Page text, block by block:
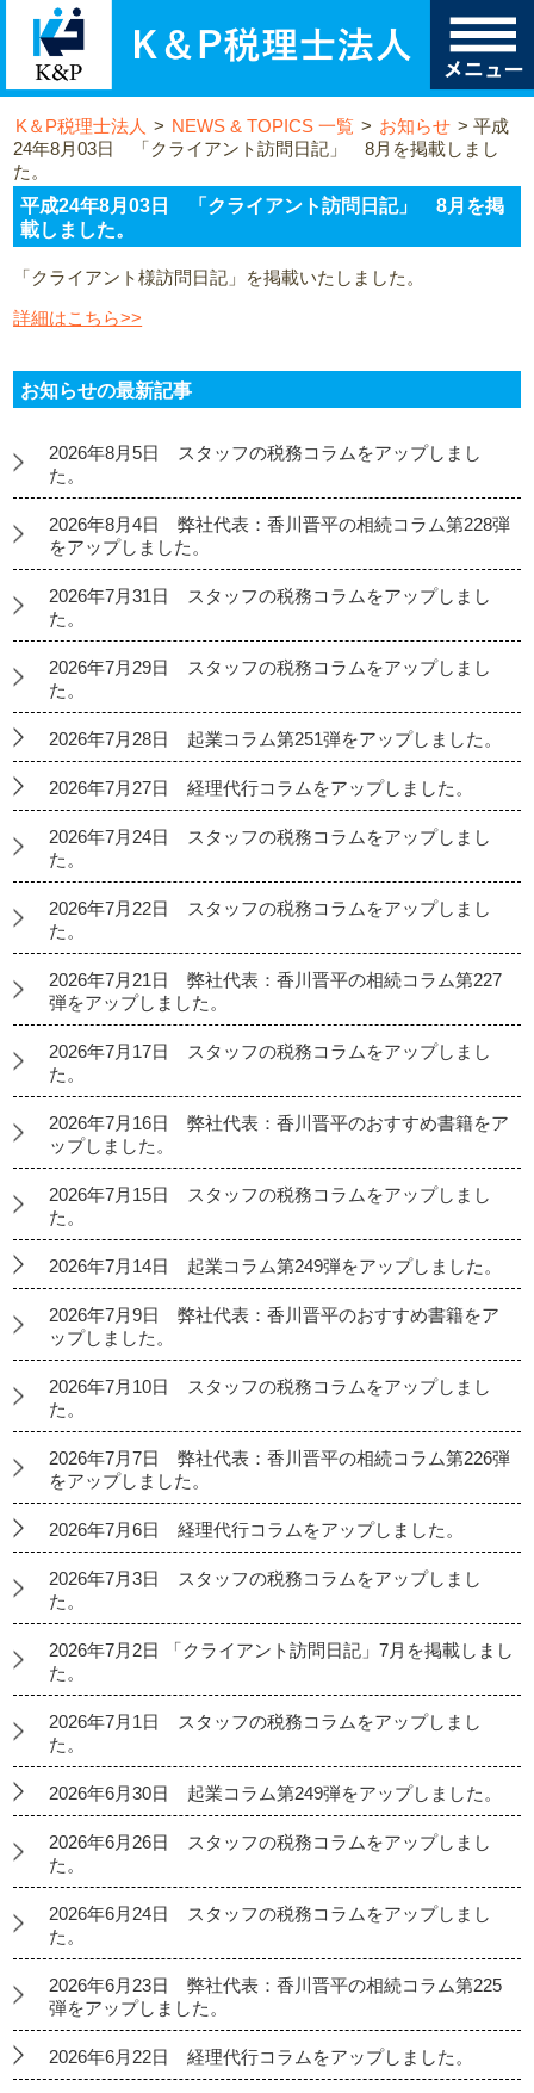
K＆P税理士法人 > NEWS & TOPICS 一覧 > お知らせ >平成
24年8月03日 「クライアント訪問日記」 8月を掲載しまし
た。
平成24年8月03日 「クライアント訪問日記」 8月を掲
載しました。
「クライアント様訪問日記」を掲載いたしました。
詳細はこちら>>
お知らせの最新記事
2026年8月5日 スタッフの税務コラムをアップしまし
た。
2026年8月4日 弊社代表：香川晋平の相続コラム第228弾
をアップしました。
2026年7月31日 スタッフの税務コラムをアップしまし
た。
2026年7月29日 スタッフの税務コラムをアップしまし
た。
2026年7月28日 起業コラム第251弾をアップしました。
2026年7月27日 経理代行コラムをアップしました。
2026年7月24日 スタッフの税務コラムをアップしまし
た。
2026年7月22日 スタッフの税務コラムをアップしまし
た。
2026年7月21日 弊社代表：香川晋平の相続コラム第227
弾をアップしました。
2026年7月17日 スタッフの税務コラムをアップしまし
た。
2026年7月16日 弊社代表：香川晋平のおすすめ書籍をア
ップしました。
2026年7月15日 スタッフの税務コラムをアップしまし
た。
2026年7月14日 起業コラム第249弾をアップしました。
2026年7月9日 弊社代表：香川晋平のおすすめ書籍をア
ップしました。
2026年7月10日 スタッフの税務コラムをアップしまし
た。
2026年7月7日 弊社代表：香川晋平の相続コラム第226弾
をアップしました。
2026年7月6日 経理代行コラムをアップしました。
2026年7月3日 スタッフの税務コラムをアップしまし
た。
2026年7月2日 「クライアント訪問日記」7月を掲載しまし
た。
2026年7月1日 スタッフの税務コラムをアップしまし
た。
2026年6月30日 起業コラム第249弾をアップしました。
2026年6月26日 スタッフの税務コラムをアップしまし
た。
2026年6月24日 スタッフの税務コラムをアップしまし
た。
2026年6月23日 弊社代表：香川晋平の相続コラム第225
弾をアップしました。
2026年6月22日 経理代行コラムをアップしました。